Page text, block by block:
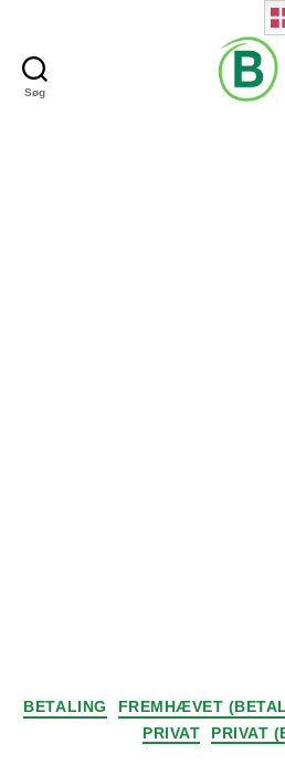
Søg
BETALING FREMHÆVET
PRIVAT
PRIVAT